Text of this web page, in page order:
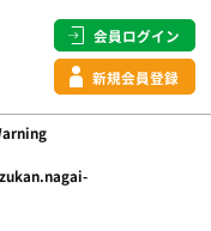
会員ログイン
新規会員登録